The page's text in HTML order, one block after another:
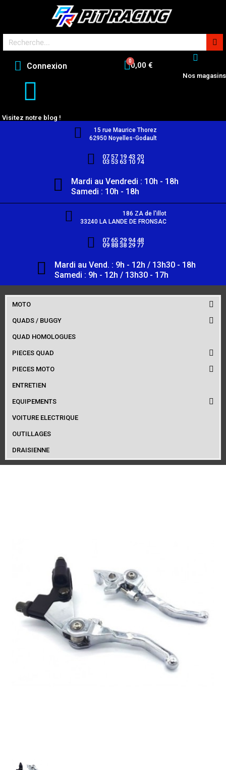
Connexion 0,00 €
Nos magasins
Visitez notre blog !
15 rue Maurice Thorez
62950 Noyelles-Godault
07 57 19 43 20
03 53 63 10 74
Mardi au Vendredi : 10h - 18h
Samedi : 10h - 18h
186 ZA de l'illot
33240 LA LANDE DE FRONSAC
07 65 29 94 48
09 88 38 29 77
Mardi au Vend. : 9h - 12h / 13h30 - 18h
Samedi : 9h - 12h / 13h30 - 17h
MOTO
QUADS / BUGGY
QUAD HOMOLOGUES
PIECES QUAD
PIECES MOTO
ENTRETIEN
EQUIPEMENTS
VOITURE ELECTRIQUE
OUTILLAGES
DRAISIENNE